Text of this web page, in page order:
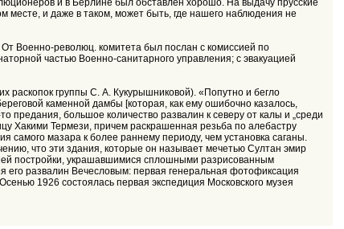
и в Берлине был обставлен хорошо. На выдачу прусские
месте, и даже в таком, может быть, где нашего наблюдения не
Военно-революц. комитета был послан с комиссией по
частью Военно-санитарного управления; с эвакуацией
раскопок группы С. А. Кукурышниковой). «Попутно и бегло
каменной дамбы [которая, как ему ошибочно казалось,
предания, большое количество развалин к северу от калы и „среди
Хакими Термези, причем раскрашенная резьба по алебастру
самого мазара к более раннему периоду, чем установка саганы.
что эти здания, которые он называет мечетью Султан эмир
постройки, украшавшимися сплошными разрисованным
его развалин Вечесловым: первая генеральная фотофиксация
1926 состоялась первая экспедиция Московского музея